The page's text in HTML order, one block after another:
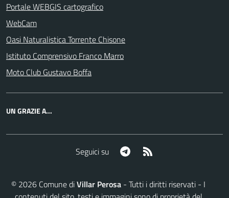
Portale WEBGIS cartografico
WebCam
Oasi Naturalistica Torrente Chisone
Istituto Comprensivo Franco Marro
Moto Club Gustavo Boffa
UN GRAZIE A...
Seguici su Telegram
© 2026 Comune diVillar Perosa - Tutti i diritti riservati - I